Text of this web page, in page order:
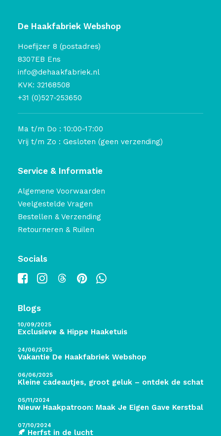
De Haakfabriek Webshop
Hoefijzer 8 (postadres)
8307EB Ens
info@dehaakfabriek.nl
KVK: 32168508
+31 (0)527-253650
Ma t/m Do : 10:00-17:00
Vrij t/m Zo : Gesloten (geen verzending)
Service & Informatie
Algemene Voorwaarden
Veelgestelde Vragen
Bestellen & Verzending
Retourneren & Ruilen
Socials
Blogs
10/09/2025
Exclusieve & Hippe Haaketuis
24/06/2025
Vakantie De Haakfabriek Webshop
06/06/2025
Kleine cadeautjes, groot geluk – ontdek de schatten
05/11/2024
Nieuw Haakpatroon: Maak Je Eigen Gave Kerstballen!
07/10/2024
🍂 Herfst in de lucht